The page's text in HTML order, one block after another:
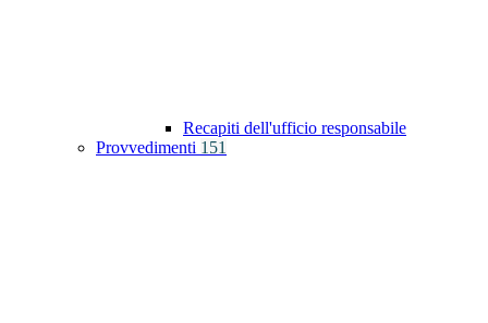
Recapiti dell'ufficio responsabile
Provvedimenti 151